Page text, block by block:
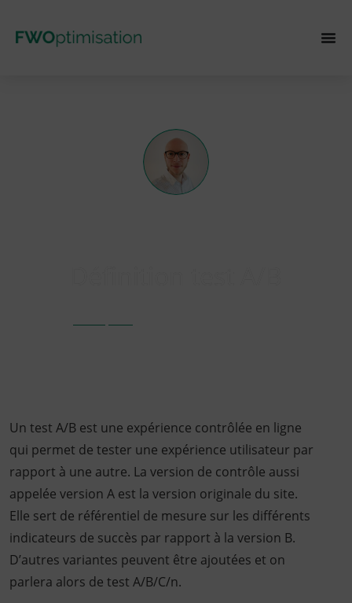
Un test A/B est une expérience contrôlée en ligne
qui permet de tester une expérience utilisateur par
rapport à une autre. La version de contrôle aussi
appelée version A est la version originale du site.
Elle sert de référentiel de mesure sur les différents
indicateurs de succès par rapport à la version B.
D’autres variantes peuvent être ajoutées et on
parlera alors de test A/B/C/n.